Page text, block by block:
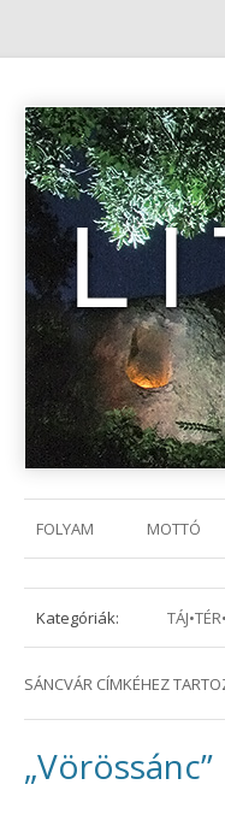
FOLYAM MOTTÓ
Kategóriák:
SÁNCVÁR CÍMKÉHEZ
„Vörössánc”